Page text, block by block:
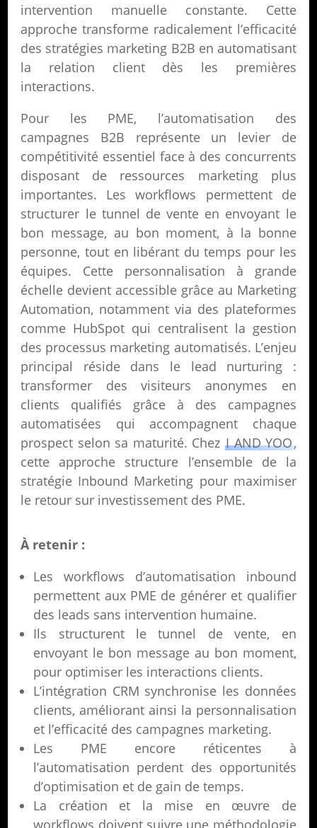
intervention manuelle constante. Cette
approche transforme radicalement l’efficacité
des stratégies marketing B2B en automatisant
la relation client dès les premières
interactions.
Pour les PME, l’automatisation des
campagnes B2B représente un levier de
compétitivité essentiel face à des concurrents
disposant de ressources marketing plus
importantes. Les workflows permettent de
structurer le tunnel de vente en envoyant le
bon message, au bon moment, à la bonne
personne, tout en libérant du temps pour les
équipes. Cette personnalisation à grande
échelle devient accessible grâce au Marketing
Automation, notamment via des plateformes
comme HubSpot qui centralisent la gestion
des processus marketing automatisés. L’enjeu
principal réside dans le lead nurturing :
transformer des visiteurs anonymes en
clients qualifiés grâce à des campagnes
automatisées qui accompagnent chaque
prospect selon sa maturité. Chez I AND YOO,
cette approche structure l’ensemble de la
stratégie Inbound Marketing pour maximiser
le retour sur investissement des PME.
À retenir :
Les workflows d’automatisation inbound
permettent aux PME de générer et qualifier
des leads sans intervention humaine.
Ils structurent le tunnel de vente, en
envoyant le bon message au bon moment,
pour optimiser les interactions clients.
L’intégration CRM synchronise les données
clients, améliorant ainsi la personnalisation
et l’efficacité des campagnes marketing.
Les PME encore réticentes à
l’automatisation perdent des opportunités
d’optimisation et de gain de temps.
La création et la mise en œuvre de
workflows doivent suivre une méthodologie